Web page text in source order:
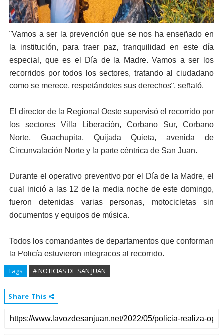
¨Vamos a ser la prevención que se nos ha enseñado en
la institución, para traer paz, tranquilidad en este día
especial, que es el Día de la Madre. Vamos a ser los
recorridos por todos los sectores, tratando al ciudadano
como se merece, respetándoles sus derechos¨, señaló.
El director de la Regional Oeste supervisó el recorrido por
los sectores Villa Liberación, Corbano Sur, Corbano
Norte, Guachupita, Quijada Quieta, avenida de
Circunvalación Norte y la parte céntrica de San Juan.
Durante el operativo preventivo por el Día de la Madre, el
cual inició a las 12 de la media noche de este domingo,
fueron detenidas varias personas, motocicletas sin
documentos y equipos de música.
Todos los comandantes de departamentos que conforman
la Policía estuvieron integrados al recorrido.
Tags # NOTICIAS DE SAN JUAN
Share This